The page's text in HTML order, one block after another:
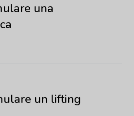
una
un lifting